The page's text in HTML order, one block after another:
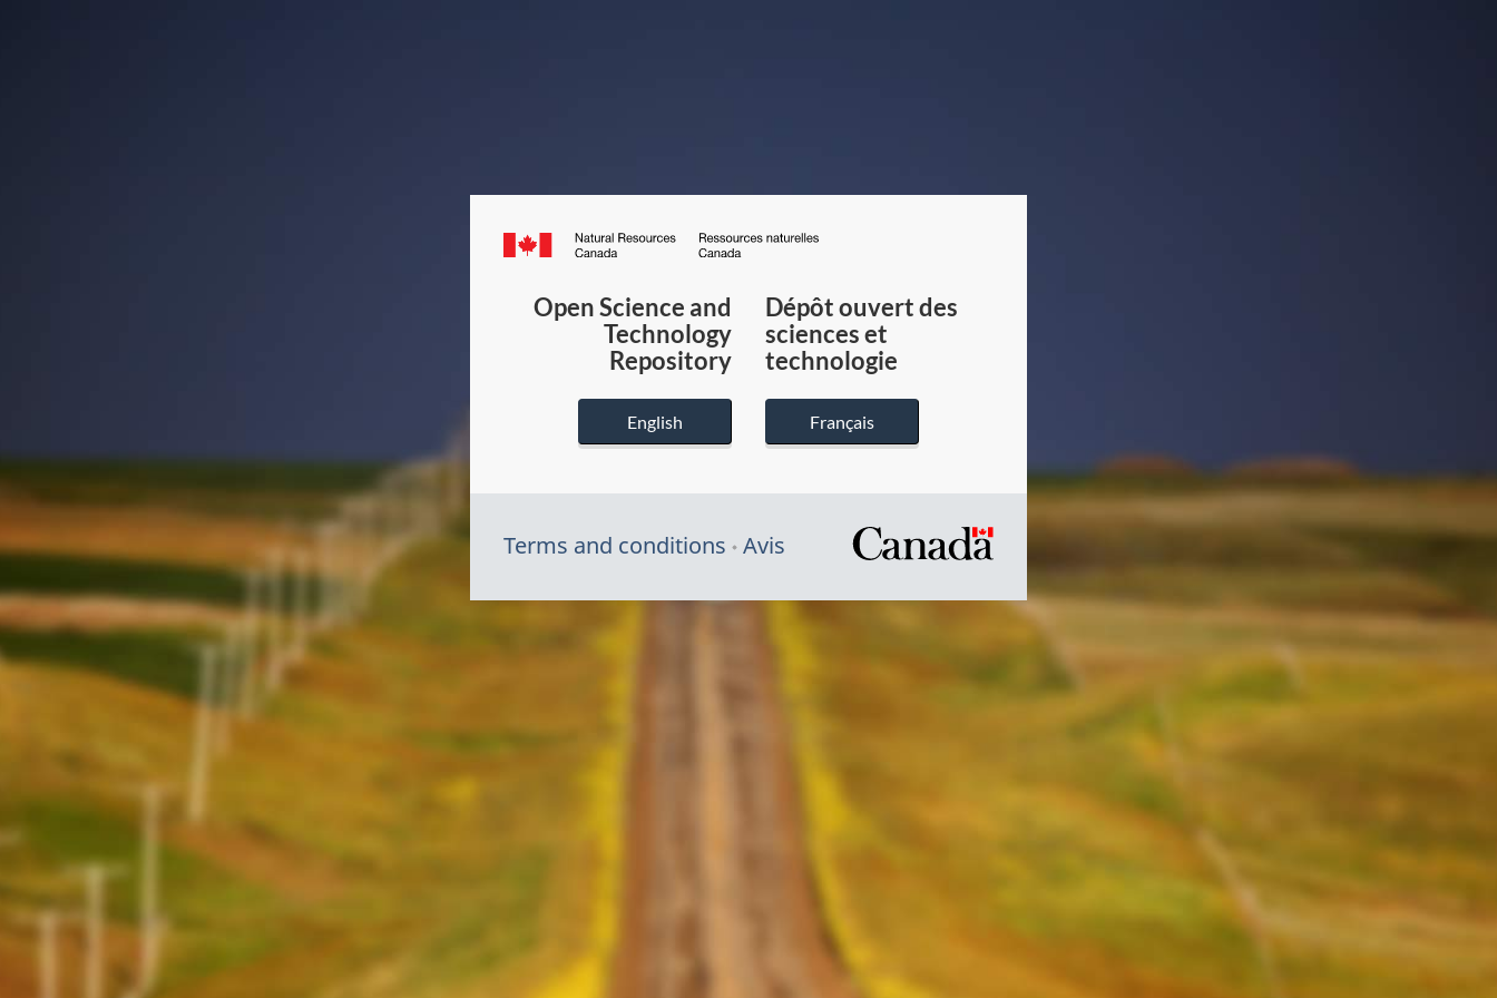
Canada.ca
du
Canada
Open Science and
Technology
Repository
English
Dépôt ouvert des
sciences et
technologie
Français
Terms and conditions Avis
/
Symbole
du
gouvernement
du